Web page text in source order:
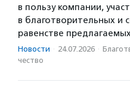
в пользу компании,
в благотворительных и
равенстве
Новости · 24.07.2026 ·
чест­во